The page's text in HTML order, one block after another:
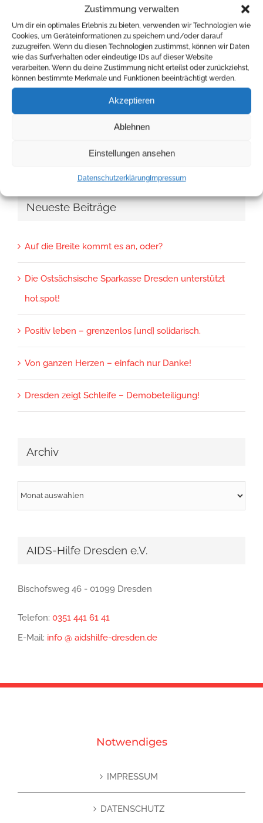
Zustimmung verwalten
Um dir ein optimales Erlebnis zu bieten, verwenden wir Technologien wie
Cookies, um Geräteinformationen zu speichern und/oder darauf
zuzugreifen. Wenn du diesen Technologien zustimmst, können wir Daten
wie das Surfverhalten oder eindeutige IDs auf dieser Website
verarbeiten. Wenn du deine Zustimmung nicht erteilst oder zurückziehst,
können bestimmte Merkmale und Funktionen beeinträchtigt werden.
Akzeptieren
Ablehnen
Einstellungen ansehen
DatenschutzerklärungImpressum
Auf die Breite
kommt es an, oder?
Die Ostsächsische
Sparkasse Dresden
Neueste Beiträge
Auf die Breite kommt es an, oder?
Die Ostsächsische Sparkasse Dresden unterstützt
hot.spot!
Positiv leben – grenzenlos [und] solidarisch.
Von ganzen Herzen – einfach nur Danke!
Dresden zeigt Schleife – Demobeteiligung!
Archiv
Archiv
AIDS-Hilfe Dresden e.V.
Bischofsweg 46 - 01099 Dresden
Telefon: 0351 441 61 41
E-Mail: info @ aidshilfe-dresden.de
Notwendiges
IMPRESSUM
DATENSCHUTZ